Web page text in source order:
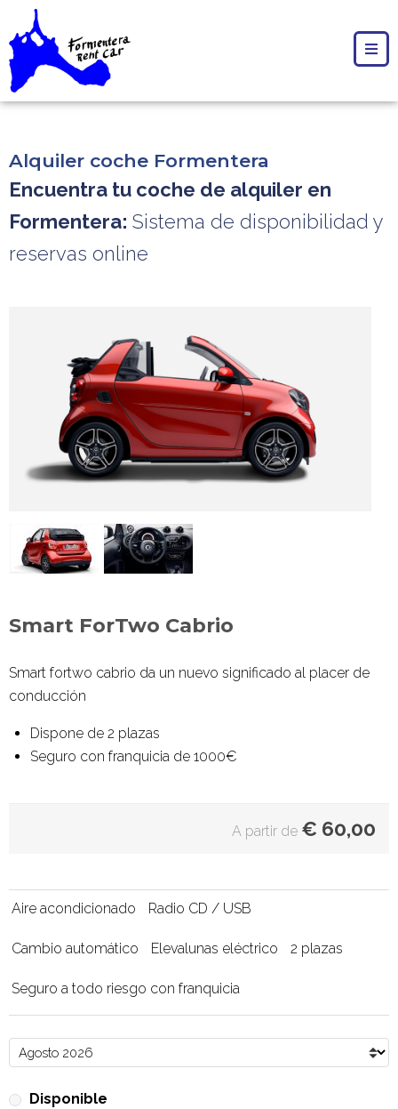
Alquiler coche Formentera
Encuentra tu coche de alquiler en
Formentera: Sistema de disponibilidad y
reservas online
Smart ForTwo Cabrio
Smart fortwo cabrio da un nuevo significado al placer de
conducción
Dispone de 2 plazas
Seguro con franquicia de 1000€
A partir de € 60,00
Aire acondicionado Radio CD / USB
Cambio automático Elevalunas eléctrico 2 plazas
Seguro a todo riesgo con franquicia
Disponible